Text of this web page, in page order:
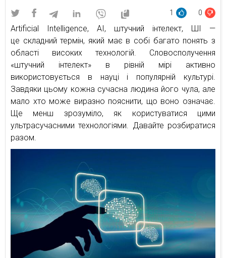
1 0
Artificial Intelligence, AI, штучний інтелект, ШІ —
це складний термін, який має в собі багато понять з
області високих технологій. Словосполучення
«штучний інтелект» в рівній мірі активно
використовується в науці і популярній культурі.
Завдяки цьому кожна сучасна людина його чула, але
мало хто може виразно пояснити, що воно означає.
Ще менш зрозуміло, як користуватися цими
ультрасучасними технологіями. Давайте розбиратися
разом.